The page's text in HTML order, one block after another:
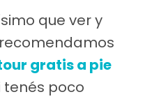
que ver y
gratis a pie
tenés poco